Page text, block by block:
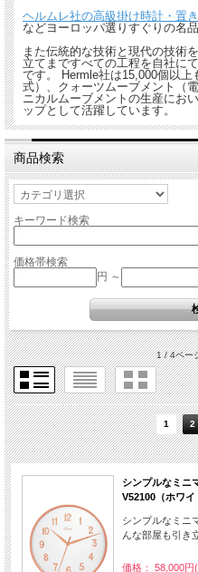
ヘルムレ社の高級掛け時計・置
などヨーロッパ選りすぐりの名
また伝統的な技術と現代の技術
立てまですべての工程を自社に
です。 Hermle社は15,000個以
式）、クォーツムーブメント（
ニカルムーブメントの生産にお
ップとして活躍しています。
商品検索
キーワード検索
価格帯検索
円 ～
1 / 4ペー
1 2
シンプルなミニ
V52100（ホワイ
シンプルなミニ
んな部屋も引き
価格： 58,000円